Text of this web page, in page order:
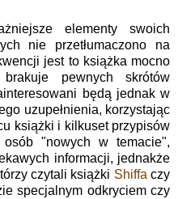
elementy swoich
nie przetłumaczono na
jest to książka mocno
pewnych skrótów
będą jednak w
uzupełnienia, korzystając
książki i kilkuset przypisów
osób "nowych w temacie",
informacji, jednakże
czytali książki Shiffa czy
specjalnym odkryciem czy